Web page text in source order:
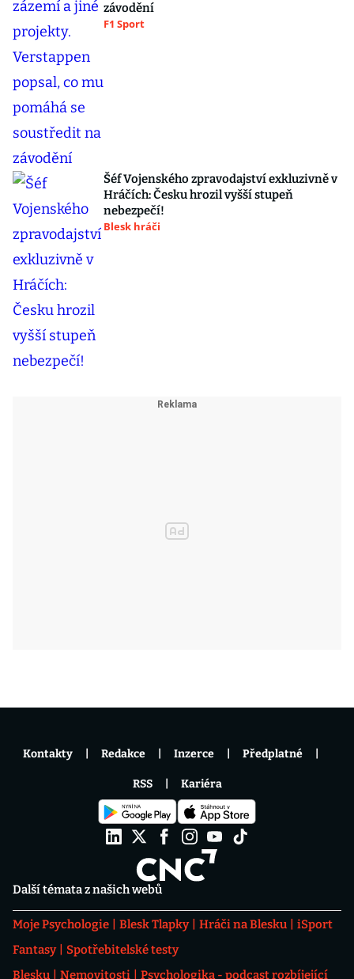
závodění
F1 Sport
Šéf Vojenského zpravodajství exkluzivně v
Hráčích: Česku hrozil vyšší stupeň
nebezpečí!
Blesk hráči
Další témata z našich webů
Moje Psychologie Blesk Tlapky Hráči na Blesku
iSport
Fantasy
Spotřebitelské testy
Blesku
Nemovitosti
Psychologika - podcast rozbíjející
Kontakty Redakce Inzerce Předplatné
RSS Kariéra